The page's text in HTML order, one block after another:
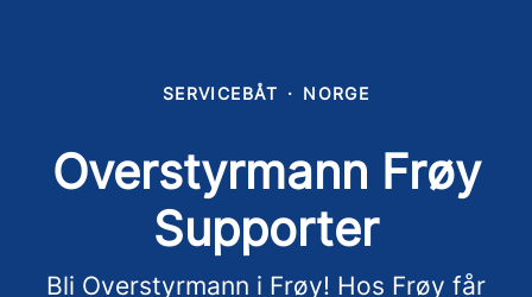
SERVICEBÅT · NORGE
Overstyrmann Frøy
Supporter
Bli Overstyrmann i Frøy! Hos Frøy får